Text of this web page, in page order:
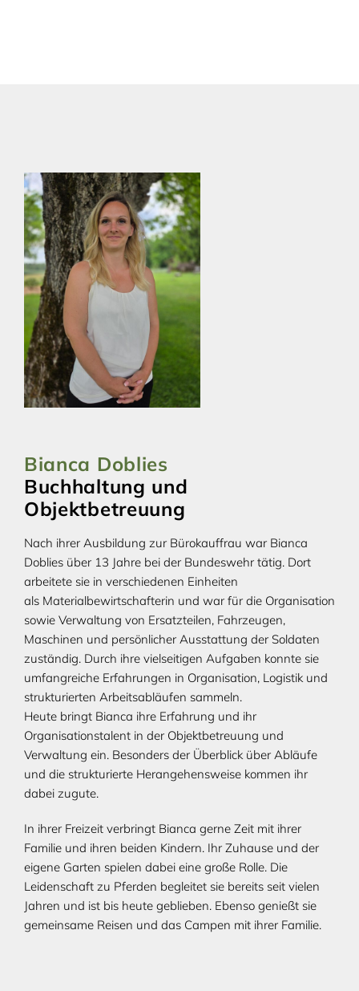
Bianca Doblies
Buchhaltung und
Objektbetreuung
Nach ihrer Ausbildung zur Bürokauffrau war Bianca
Doblies über 13 Jahre bei der Bundeswehr tätig. Dort
arbeitete sie in verschiedenen Einheiten
als Materialbewirtschafterin und war für die Organisation
sowie Verwaltung von Ersatzteilen, Fahrzeugen,
Maschinen und persönlicher Ausstattung der Soldaten
zuständig. Durch ihre vielseitigen Aufgaben konnte sie
umfangreiche Erfahrungen in Organisation, Logistik und
strukturierten Arbeitsabläufen sammeln.
Heute bringt Bianca ihre Erfahrung und ihr
Organisationstalent in der Objektbetreuung und
Verwaltung ein. Besonders der Überblick über Abläufe
und die strukturierte Herangehensweise kommen ihr
dabei zugute.
In ihrer Freizeit verbringt Bianca gerne Zeit mit ihrer
Familie und ihren beiden Kindern. Ihr Zuhause und der
eigene Garten spielen dabei eine große Rolle. Die
Leidenschaft zu Pferden begleitet sie bereits seit vielen
Jahren und ist bis heute geblieben. Ebenso genießt sie
gemeinsame Reisen und das Campen mit ihrer Familie.